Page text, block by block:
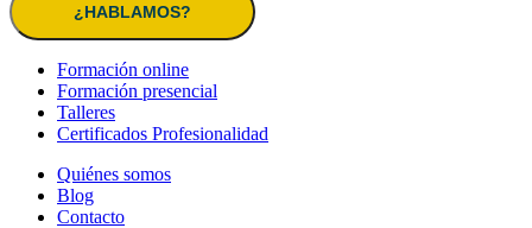
¿HABLAMOS?
Formación online
Formación presencial
Talleres
Certificados Profesionalidad
Quiénes somos
Blog
Contacto